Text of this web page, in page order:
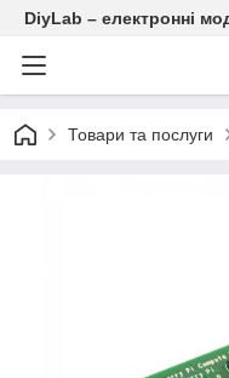
DiyLab – електронні
Товари та послуги